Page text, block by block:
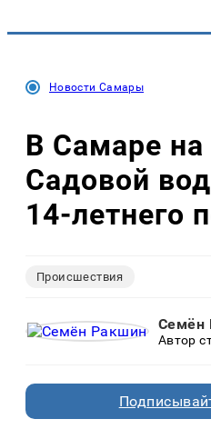
Новости Самары
В Самаре
Садовой
14-летнего
Происшествия
Семён
Автор